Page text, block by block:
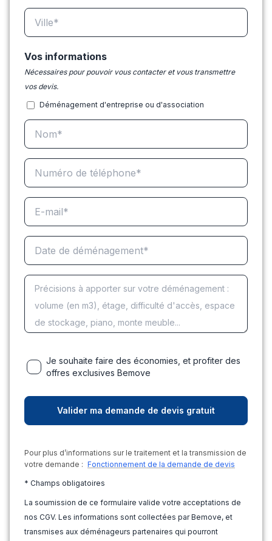
Vos informations
Nécessaires pour pouvoir vous contacter et vous transmettre
vos devis.
Déménagement d'entreprise ou d'association
Je souhaite faire des économies, et profiter des
offres exclusives Bemove
Pour plus d’informations sur le traitement et la transmission de
votre demande : Fonctionnement de la demande de devis
* Champs obligatoires
La soumission de ce formulaire valide votre acceptations de
nos CGV. Les informations sont collectées par Bemove, et
transmises aux déménageurs partenaires qui pourront